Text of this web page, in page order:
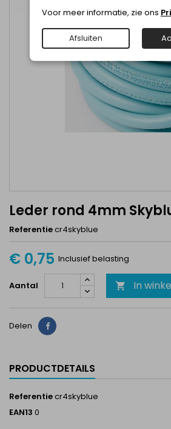
Leder rond 4mm
Referentiecr4skyblue
€ 0,75 Inclusief belasting
Aantal  In
Delen Delen
PRODUCTDETAILS
Referentiecr4skyblue
EAN13 0
Voor meer informatie, zie ons
Afsluiten